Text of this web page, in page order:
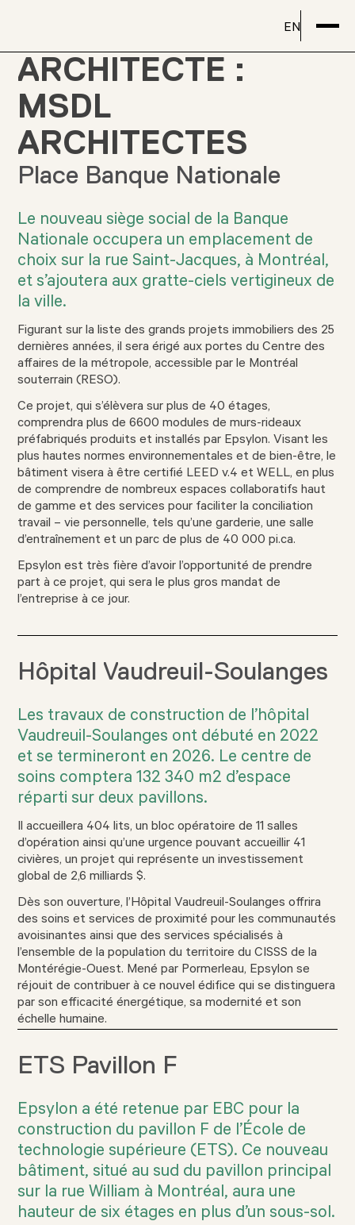
EN
ARCHITECTE :
MSDL
ARCHITECTES
Place Banque Nationale
Le nouveau siège social de la Banque
Nationale occupera un emplacement de
choix sur la rue Saint-Jacques, à Montréal,
et s’ajoutera aux gratte-ciels vertigineux de
la ville.
Figurant sur la liste des grands projets immobiliers des 25
dernières années, il sera érigé aux portes du Centre des
affaires de la métropole, accessible par le Montréal
souterrain (RESO).
Ce projet, qui s’élèvera sur plus de 40 étages,
comprendra plus de 6600 modules de murs-rideaux
préfabriqués produits et installés par Epsylon. Visant les
plus hautes normes environnementales et de bien-être, le
bâtiment visera à être certifié LEED v.4 et WELL, en plus
de comprendre de nombreux espaces collaboratifs haut
de gamme et des services pour faciliter la conciliation
travail – vie personnelle, tels qu’une garderie, une salle
d’entraînement et un parc de plus de 40 000 pi.ca.
Epsylon est très fière d’avoir l’opportunité de prendre
part à ce projet, qui sera le plus gros mandat de
l’entreprise à ce jour.
Hôpital Vaudreuil-Soulanges
Les travaux de construction de l’hôpital
Vaudreuil-Soulanges ont débuté en 2022
et se termineront en 2026. Le centre de
soins comptera 132 340 m2 d’espace
réparti sur deux pavillons.
Il accueillera 404 lits, un bloc opératoire de 11 salles
d’opération ainsi qu’une urgence pouvant accueillir 41
civières, un projet qui représente un investissement
global de 2,6 milliards $.
Dès son ouverture, l’Hôpital Vaudreuil-Soulanges offrira
des soins et services de proximité pour les communautés
avoisinantes ainsi que des services spécialisés à
l’ensemble de la population du territoire du CISSS de la
Montérégie-Ouest. Mené par Pormerleau, Epsylon se
réjouit de contribuer à ce nouvel édifice qui se distinguera
par son efficacité énergétique, sa modernité et son
échelle humaine.
ETS Pavillon F
Epsylon a été retenue par EBC pour la
construction du pavillon F de l’École de
technologie supérieure (ETS). Ce nouveau
bâtiment, situé au sud du pavillon principal
sur la rue William à Montréal, aura une
hauteur de six étages en plus d’un sous-sol.